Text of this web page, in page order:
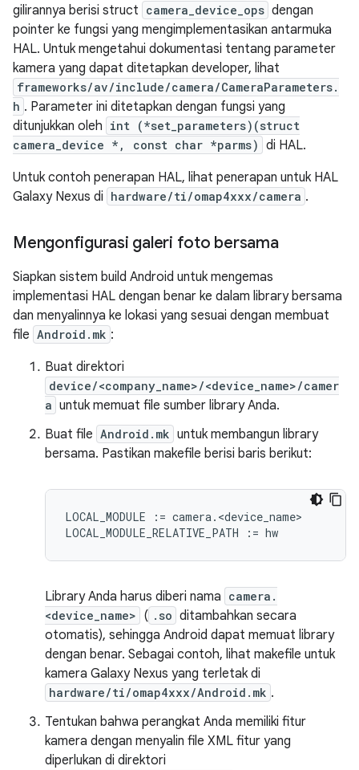
gilirannya berisi struct camera_device_ops dengan
pointer ke fungsi yang mengimplementasikan antarmuka
HAL. Untuk mengetahui dokumentasi tentang parameter
kamera yang dapat ditetapkan developer, lihat
frameworks/av/include/camera/CameraParameters.
h . Parameter ini ditetapkan dengan fungsi yang
ditunjukkan oleh int (*set_parameters)(struct
camera_device *, const char *parms) di HAL.
Untuk contoh penerapan HAL, lihat penerapan untuk HAL
Galaxy Nexus di hardware/ti/omap4xxx/camera .
Mengonfigurasi galeri foto bersama
Siapkan sistem build Android untuk mengemas
implementasi HAL dengan benar ke dalam library bersama
dan menyalinnya ke lokasi yang sesuai dengan membuat
file Android.mk :
Buat direktori
device/<company_name>/<device_name>/camer
a untuk memuat file sumber library Anda.
Buat file Android.mk untuk membangun library
bersama. Pastikan makefile berisi baris berikut:
LOCAL_MODULE := camera.<device_name>
Library Anda harus diberi nama camera.
<device_name> ( .so ditambahkan secara
otomatis), sehingga Android dapat memuat library
dengan benar. Sebagai contoh, lihat makefile untuk
kamera Galaxy Nexus yang terletak di
hardware/ti/omap4xxx/Android.mk .
Tentukan bahwa perangkat Anda memiliki fitur
kamera dengan menyalin file XML fitur yang
diperlukan di direktori